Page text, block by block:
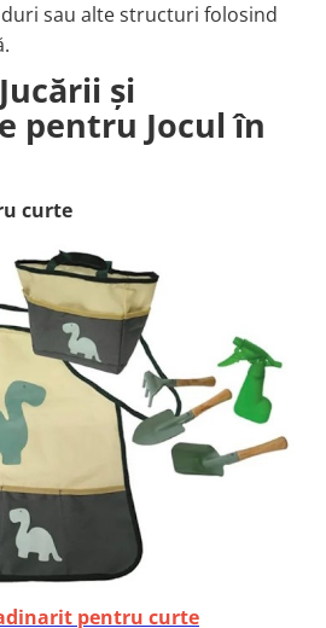
sau alte structuri folosind
și
pentru Jocul în
curte
pentru curte